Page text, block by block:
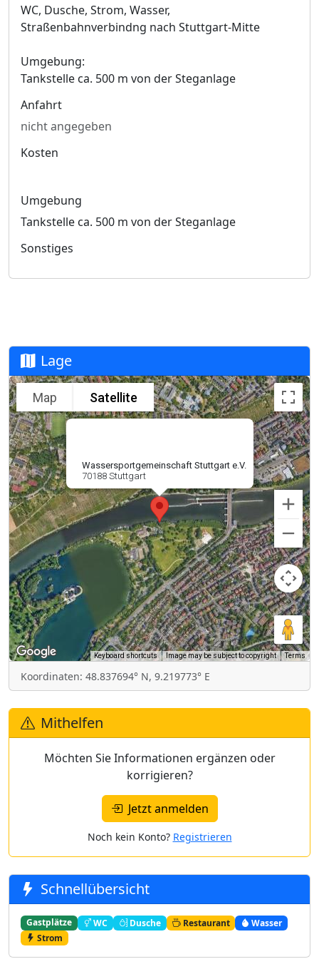
WC, Dusche, Strom, Wasser,
Straßenbahnverbindng nach Stuttgart-Mitte
Umgebung:
Tankstelle ca. 500 m von der Steganlage
Anfahrt
nicht angegeben
Kosten
Umgebung
Tankstelle ca. 500 m von der Steganlage
Sonstiges
Lage
Wassersportgemeinschaft Stuttgart e.V.
70188 Stuttgart
Map Satellite
Keyboard shortcuts Image may be subject to copyright Terms
Koordinaten: 48.837694° N, 9.219773° E
Mithelfen
Möchten Sie Informationen ergänzen oder
korrigieren?
Jetzt anmelden
Noch kein Konto? Registrieren
Schnellübersicht
Gastplätze WC Dusche Restaurant
Wasser
Strom